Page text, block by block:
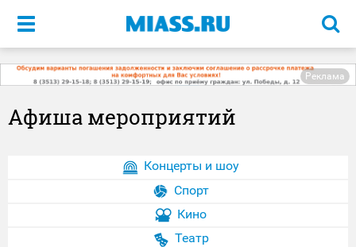
Меню
Реклама
Афиша мероприятий
Концерты и шоу
Спорт
Кино
Театр